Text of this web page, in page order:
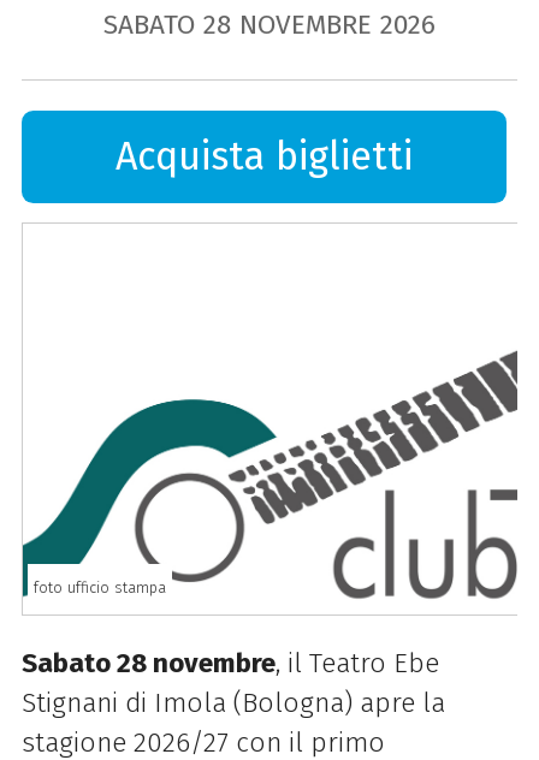
SABATO 28 NOVEMBRE 2026
Acquista biglietti
foto ufficio stampa
Sabato 28 novembre, il Teatro Ebe
Stignani di Imola (Bologna) apre la
stagione 2026/27 con il primo